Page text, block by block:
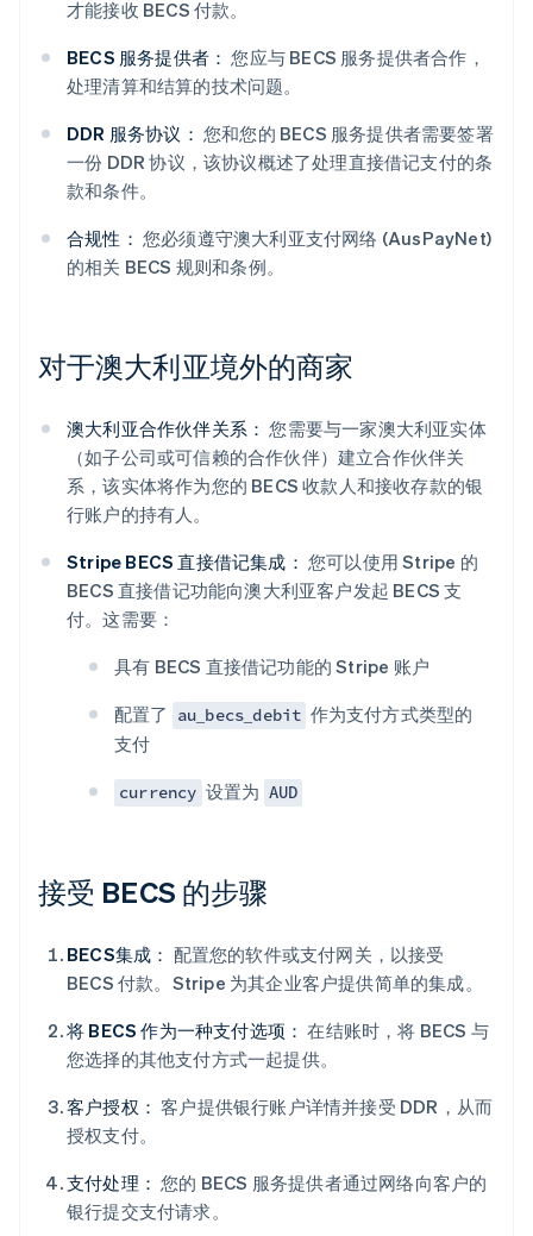
才能接收 BECS 付款。
BECS 服务提供者： 您应与 BECS 服务提供者合作，
处理清算和结算的技术问题。
DDR 服务协议： 您和您的 BECS 服务提供者需要签署
一份 DDR 协议，该协议概述了处理直接借记支付的条
款和条件。
合规性： 您必须遵守澳大利亚支付网络 (AusPayNet)
的相关 BECS 规则和条例。
对于澳大利亚境外的商家
澳大利亚合作伙伴关系： 您需要与一家澳大利亚实体
（如子公司或可信赖的合作伙伴）建立合作伙伴关
系，该实体将作为您的 BECS 收款人和接收存款的银
行账户的持有人。
Stripe BECS 直接借记集成： 您可以使用 Stripe 的
BECS 直接借记功能向澳大利亚客户发起 BECS 支
付。这需要：
具有 BECS 直接借记功能的 Stripe 账户
配置了
au_becs_debit 作为支付方式类型的
支付
currency 设置为 AUD
接受 BECS 的步骤
BECS集成： 配置您的软件或支付网关，以接受
BECS 付款。Stripe 为其企业客户提供简单的集成。
将 BECS 作为一种支付选项： 在结账时，将 BECS 与
您选择的其他支付方式一起提供。
客户授权： 客户提供银行账户详情并接受 DDR，从而
授权支付。
支付处理： 您的 BECS 服务提供者通过网络向客户的
银行提交支付请求。